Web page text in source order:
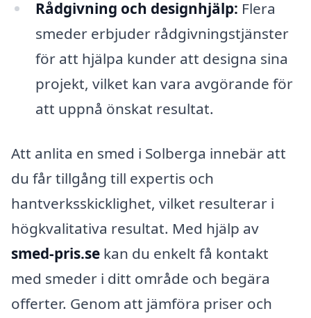
Rådgivning och designhjälp: Flera
smeder erbjuder rådgivningstjänster
för att hjälpa kunder att designa sina
projekt, vilket kan vara avgörande för
att uppnå önskat resultat.
Att anlita en smed i Solberga innebär att
du får tillgång till expertis och
hantverksskicklighet, vilket resulterar i
högkvalitativa resultat. Med hjälp av
smed-pris.se kan du enkelt få kontakt
med smeder i ditt område och begära
offerter. Genom att jämföra priser och